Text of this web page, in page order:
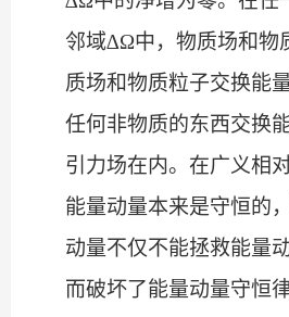
邻域∆Ω中，物质场和物
质场和物质粒子交换能
任何非物质的东西交换
引力场在内。在广义相
能量动量本来是守恒的
动量不仅不能拯救能量
而破坏了能量动量守恒